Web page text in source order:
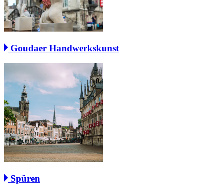
Goudaer Handwerkskunst
Spüren